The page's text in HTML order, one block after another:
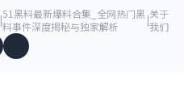
|51黑料最新爆料合集_全网热门黑
料事件深度揭秘与独家解析
|关于
我们